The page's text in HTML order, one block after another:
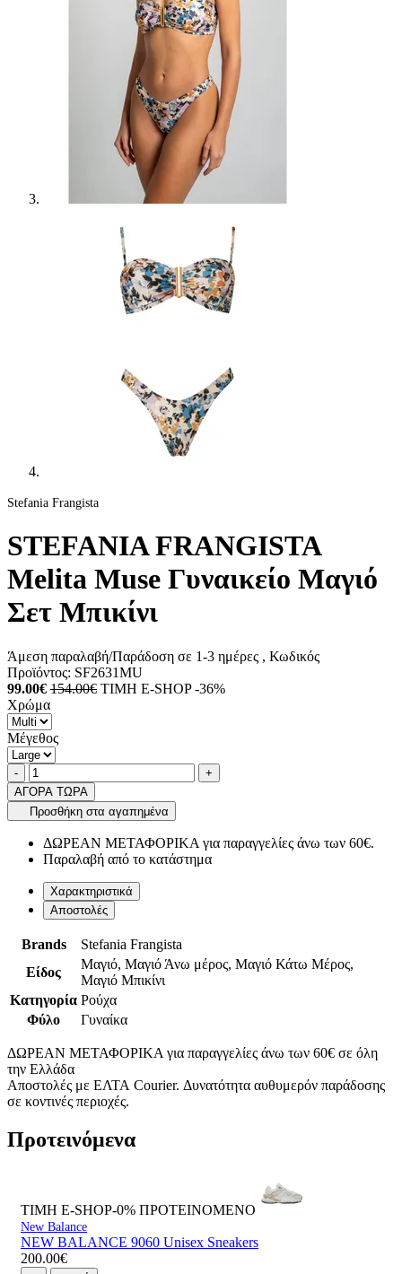
Stefania Frangista
STEFANIA FRANGISTA
Melita Muse Γυναικείο Μαγιό
Σετ Μπικίνι
Άμεση παραλαβή/Παράδοση σε 1-3 ημέρες , Κωδικός
Προϊόντος: SF2631MU
99.00€ 154.00€ ΤΙΜΗ E-SHOP -36%
Χρώμα
Μέγεθος
Ποσότητα
-product.increase.quantity +
ΑΓΟΡΑ ΤΩΡΑ
Προσθήκη στα αγαπημένα
ΔΩΡΕΑΝ ΜΕΤΑΦΟΡΙΚΑ για παραγγελίες άνω των 60€.
Παραλαβή από το κατάστημα
Χαρακτηριστικά
Αποστολές
Brands
Stefania Frangista
Είδος
Μαγιό, Μαγιό Άνω μέρος, Μαγιό Κάτω Μέρος,
Μαγιό Μπικίνι
Κατηγορία Ρούχα
Φύλο
Γυναίκα
ΔΩΡΕΑΝ ΜΕΤΑΦΟΡΙΚΑ για παραγγελίες άνω των 60€ σε όλη
την Ελλάδα
Αποστολές με ΕΛΤΑ Courier. Δυνατότητα αυθυμερόν παράδοσης
σε κοντινές περιοχές.
Προτεινόμενα
ΤΙΜΗ E-SHOP-0% ΠΡΟΤΕΙΝΟΜΕΝΟ
New Balance
NEW BALANCE 9060 Unisex Sneakers
200.00€